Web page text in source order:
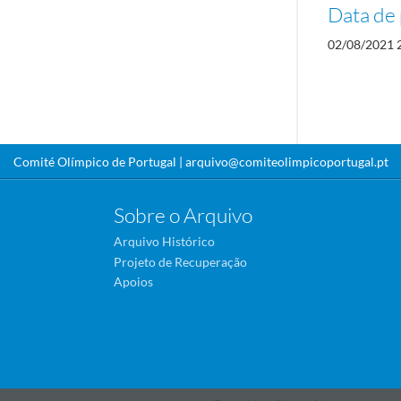
Data de
02/08/2021
Comité Olímpico de Portugal | arquivo@comiteolimpicoportugal.pt
Sobre o Arquivo
Arquivo Histórico
Projeto de Recuperação
Apoios